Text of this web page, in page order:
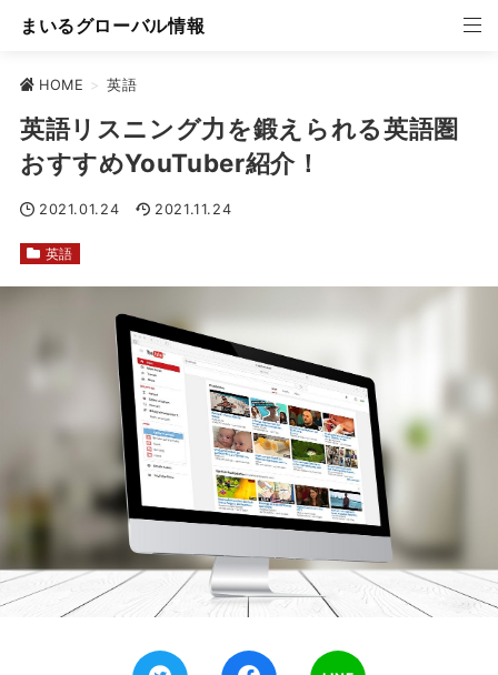
まいるグローバル情報
HOME > 英語
英語リスニング力を鍛えられる英語圏
おすすめYouTuber紹介！
2021.01.24 2021.11.24
英語